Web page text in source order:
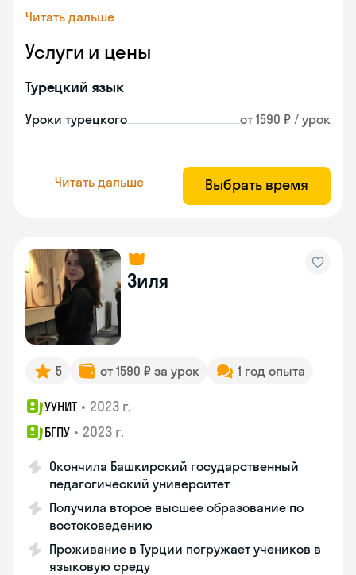
Читать дальше
Услуги и цены
Турецкий язык
Уроки турецкого от 1590 ₽ / урок
Читать дальше Выбрать время
Зиля
5 от 1590 ₽ за урок 1 год опыта
УУНИТ • 2023 г.
БГПУ • 2023 г.
Окончила Башкирский государственный
педагогический университет
Получила второе высшее образование по
востоковедению
Проживание в Турции погружает учеников в
языковую среду